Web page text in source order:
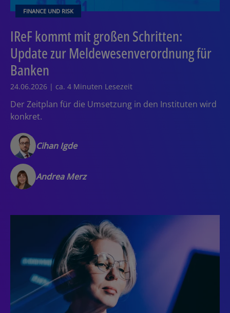
FINANCE UND RISK
IReF kommt mit großen Schritten:
Update zur Meldewesenverordnung für
Banken
24.06.2026 | ca. 4 Minuten Lesezeit
Der Zeitplan für die Umsetzung in den Instituten wird
konkret.
Cihan Igde
Andrea Merz